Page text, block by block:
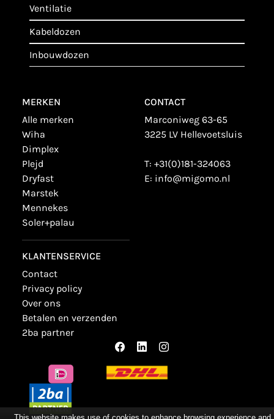
ventilatie
kabeldozen
inbouwdozen
MERKEN
alle merken
wiha
dimplex
plejd
dryfast
marstek
mennekes
soler+palau
KLANTENSERVICE
contact
privacy policy
over ons
betalen en verzenden
2ba partner
CONTACT
Marconiweg 63-65
3225 LV Hellevoetsluis
T: +31(0)181-324063
E: info@migomo.nl